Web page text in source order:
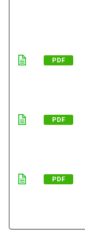
PDF
PDF
PDF